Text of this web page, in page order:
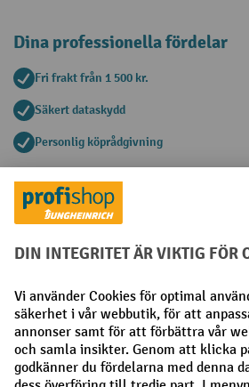
Dina professionella fördelar
Fri frakt från 1 500 kr.
Säkert dataskydd
Personlig köprådgivning
Betalningsmetoder
Faktura Förskottsbetalning
Sociala nätverk
Facebook
LinkedIn
Instagram